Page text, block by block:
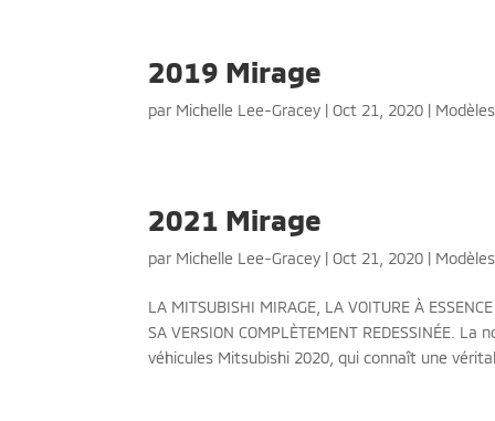
2019 Mirage
par Michelle Lee-Gracey |Oct 21, 2020 | Modèles
2021 Mirage
par Michelle Lee-Gracey |Oct 21, 2020 | Modèles
LA MITSUBISHI MIRAGE, LA VOITURE À
SA VERSION COMPLÈTEMENT REDESSINÉE.
véhicules Mitsubishi 2020, qui connaît une